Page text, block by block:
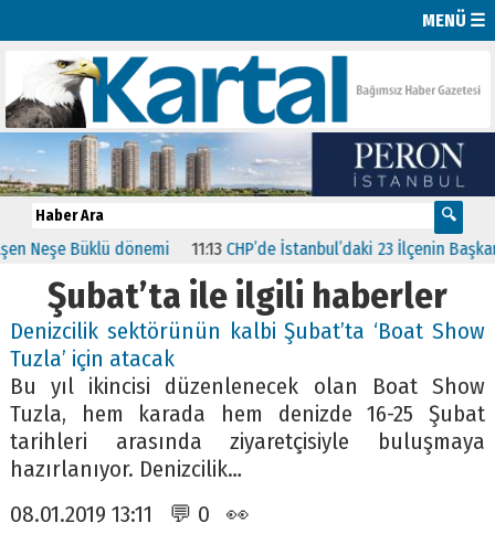
MENÜ ☰
Neşe Büklü dönemi 11:13 CHP’de İstanbul’daki 23 İlçenin
Şubat’ta ile ilgili haberler
Denizcilik sektörünün kalbi Şubat’ta ‘Boat Show
Tuzla’ için atacak
Bu yıl ikincisi düzenlenecek olan Boat Show
Tuzla, hem karada hem denizde 16-25 Şubat
tarihleri arasında ziyaretçisiyle buluşmaya
hazırlanıyor. Denizcilik…
08.01.2019 13:11 💬 0 👀